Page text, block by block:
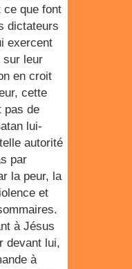
ce que font
dictateurs
exercent
sur leur
en croit
cette
pas de
lui-
autorité
par
la peur, la
et
à Jésus
devant lui,
à